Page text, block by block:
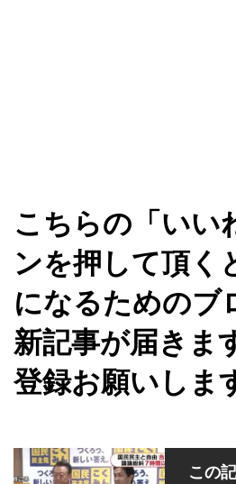
こちらの「いい
ンを押して頂く
になるためのブ
新記事が届きま
登録お願いしま
この